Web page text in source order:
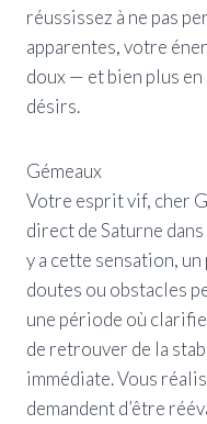
réussissez à ne pas
apparentes, votre
doux — et bien plus
désirs.
Gémeaux
Votre esprit vif, cher
direct de Saturne
y a cette sensation,
doutes ou obstacles
une période où
de retrouver de la
immédiate. Vous
demandent d’être